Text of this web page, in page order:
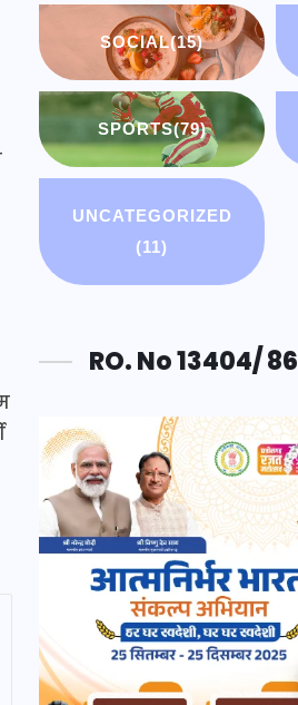
SOCIAL(15)
SPORTS(79)
UNCATEGORIZED
(11)
RO. No 13404/ 86